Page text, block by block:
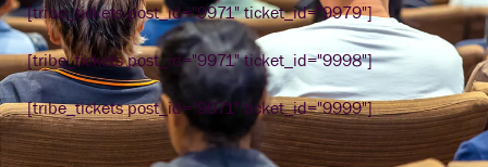
[tribe_tickets post_id="9971" ticket_id="9979"]
[tribe_tickets post_id="9971" ticket_id="9998"]
[tribe_tickets post_id="9971" ticket_id="9999"]